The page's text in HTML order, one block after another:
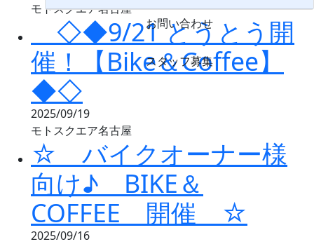
お問い合わせ
スタッフ募集
モトスクエア名古屋
◇◆9/21 とうとう開
催！【Bike＆Coffee】
◆◇
2025/09/19
モトスクエア名古屋
☆ バイクオーナー様
向け♪ BIKE＆
COFFEE 開催 ☆
2025/09/16